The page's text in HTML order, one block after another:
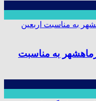
به مناسبت